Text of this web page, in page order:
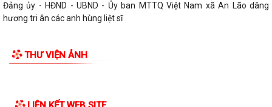
Đảng ủy - HĐND - UBND - Ủy ban MTTQ Việt Nam xã An Lão dâng
hương tri ân các anh hùng liệt sĩ
THƯ VIỆN ẢNH